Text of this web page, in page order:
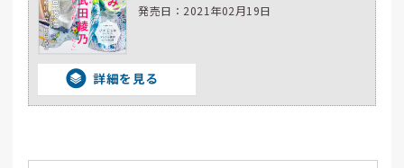
発売日：2021年02月19日
詳細を見る